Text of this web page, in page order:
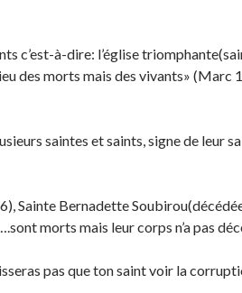
c’est-à-dire: l’église
des morts mais des vivants» (Marc
saintes et saints, signe de leur
Sainte Bernadette
morts mais leur corps n’a pas
pas que ton saint voir la